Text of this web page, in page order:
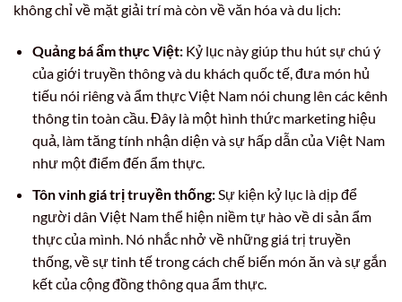
không chỉ về mặt giải trí mà còn về văn hóa và du lịch:
Quảng bá ẩm thực Việt:Kỷ lục này giúp thu hút sự chú ý
của giới truyền thông và du khách quốc tế, đưa món hủ
tiếu nói riêng và ẩm thực Việt Nam nói chung lên các kênh
thông tin toàn cầu. Đây là một hình thức marketing hiệu
quả, làm tăng tính nhận diện và sự hấp dẫn của Việt Nam
như một điểm đến ẩm thực.
Tôn vinh giá trị truyền thống:Sự kiện kỷ lục là dịp để
người dân Việt Nam thể hiện niềm tự hào về di sản ẩm
thực của mình. Nó nhắc nhở về những giá trị truyền
thống, về sự tinh tế trong cách chế biến món ăn và sự gắn
kết của cộng đồng thông qua ẩm thực.